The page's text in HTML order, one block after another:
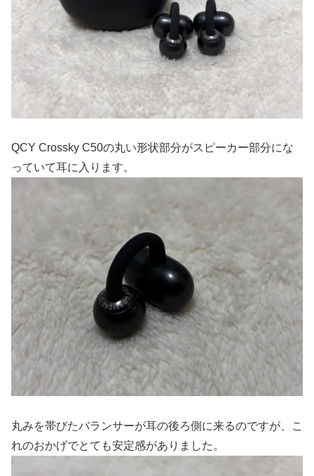
QCY Crossky C50の丸い形状部分がスピーカー部分にな
っていて耳に入ります。
丸みを帯びたバランサーが耳の後ろ側に来るのですが、こ
れのおかげでとても安定感がありました。